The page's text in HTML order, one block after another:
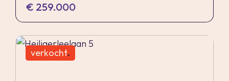
€ 259.000
verkocht.